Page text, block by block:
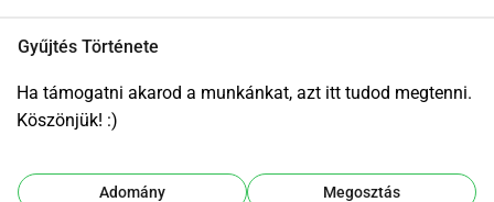
Gyűjtés Története
Ha támogatni akarod a munkánkat, azt itt tudod megtenni.
Köszönjük! :)
Adomány Megosztás